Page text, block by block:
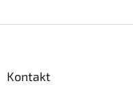
Kontakt